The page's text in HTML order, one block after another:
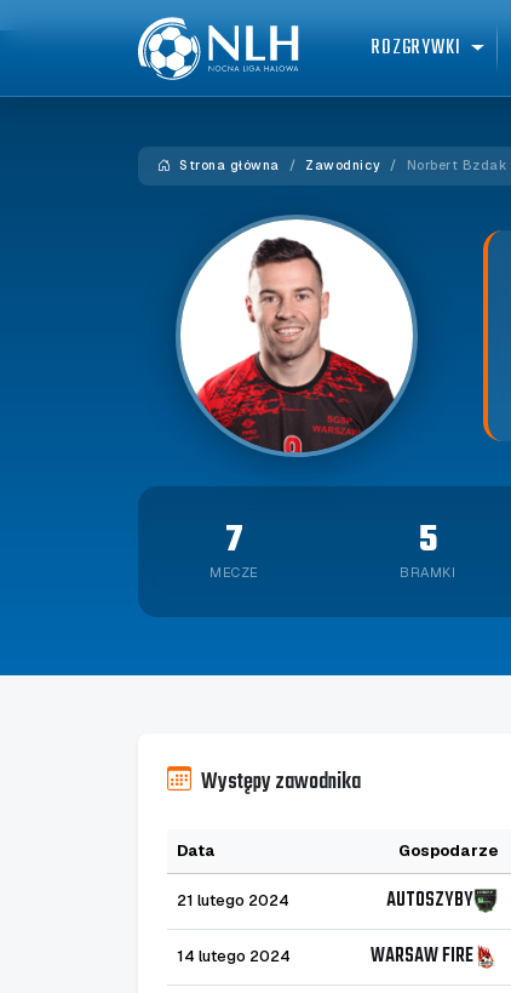
ROZGRYWKI
Strona główna Zawodnicy Norbert Bzdak
7
MECZE
5
BRAMKI
Występy zawodnika
Data Gospodarze
21 lutego 2024 AUTOSZYBY
14 lutego 2024 WARSAW FIRE